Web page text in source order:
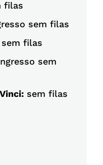
filas
sem filas
filas
sem
sem filas